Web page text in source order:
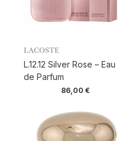
LACOSTE
L.12.12 Silver Rose – Eau
de Parfum
86,00€